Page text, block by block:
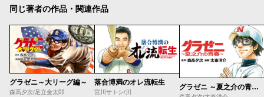
同じ著者の作品・関連作品
グラゼニ～大リーグ編～
森高夕次/足立金太郎
落合博満のオレ流転生
宮川サトシ/川
グラゼニ ～夏之介の青春～